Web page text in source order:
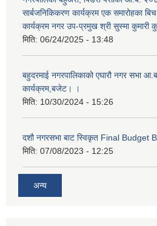
सार्बजनिकिकरण कार्यक्रम एक समारोहका
कार्यक्रम नगर उप-प्रमुख श्री सुस्मा कुमारी
मिति: 06/24/2025 - 13:48
बहुदरमाई नगरपालिकाको एघारौ नगर सभा
कार्यक्रम,बजेट। ।
मिति: 10/30/2024 - 15:26
दशौ नगरसभा बाट स्विकृत Final Budget
मिति: 07/08/2023 - 12:25
अन्य